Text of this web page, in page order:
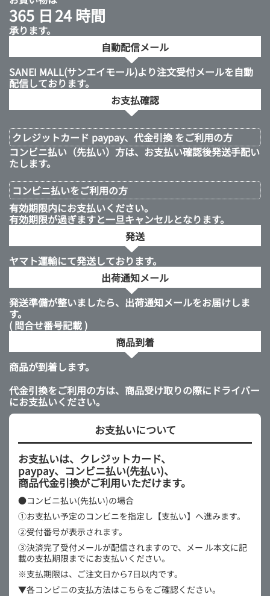
365 日24 時間
承ります。
自動配信メール
SANEI MALL(サンエイモール)より注文受付メールを自動
配信しております。
お支払確認
クレジットカード paypay、代金引換 をご利用の方
コンビニ払い（先払い）方は、お支払い確認後発送手配い
たします。
コンビニ払いをご利用の方
有効期限内にお支払いください。
有効期限が過ぎますと一旦キャンセルとなります。
発送
ヤマト運輸にて発送しております。
出荷通知メール
発送準備が整いましたら、出荷通知メールをお届けしま
す。
( 問合せ番号記載 )
商品到着
商品が到着します。
代金引換をご利用の方は、商品受け取りの際にドライバー
にお支払いください。
お支払いについて
お支払いは、クレジットカード、
paypay、コンビニ払い(先払い)、
商品代金引換がご利用いただけます。
●コンビニ払い(先払い)の場合
①お支払い予定のコンビニを指定し【支払い】へ進みます。
②受付番号が表示されます。
③決済完了受付メールが配信されますので、メー ル本文に記
載の支払期限までにお支払いください。
※支払期限は、ご注文日から7日以内です。
▼各コンビニの支払方法はこちらをご確認ください。